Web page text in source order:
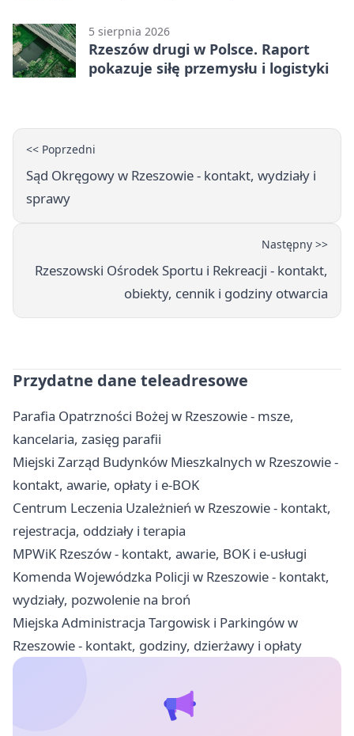
5 sierpnia 2026
Rzeszów drugi w Polsce. Raport
pokazuje siłę przemysłu i logistyki
<< Poprzedni
Sąd Okręgowy w Rzeszowie - kontakt, wydziały i
sprawy
Następny >>
Rzeszowski Ośrodek Sportu i Rekreacji - kontakt,
obiekty, cennik i godziny otwarcia
Przydatne dane teleadresowe
Parafia Opatrzności Bożej w Rzeszowie - msze,
kancelaria, zasięg parafii
Miejski Zarząd Budynków Mieszkalnych w Rzeszowie -
kontakt, awarie, opłaty i e-BOK
Centrum Leczenia Uzależnień w Rzeszowie - kontakt,
rejestracja, oddziały i terapia
MPWiK Rzeszów - kontakt, awarie, BOK i e-usługi
Komenda Wojewódzka Policji w Rzeszowie - kontakt,
wydziały, pozwolenie na broń
Miejska Administracja Targowisk i Parkingów w
Rzeszowie - kontakt, godziny, dzierżawy i opłaty